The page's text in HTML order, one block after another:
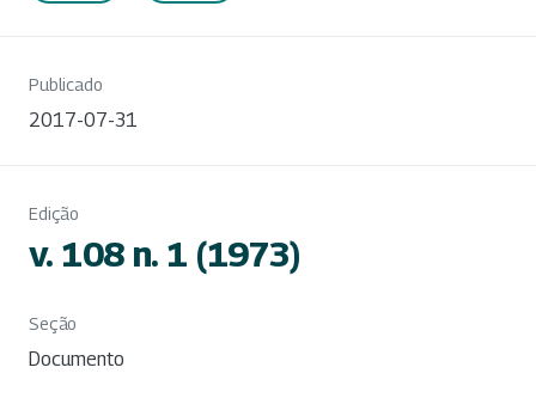
Publicado
2017-07-31
Edição
v. 108 n. 1 (1973)
Seção
Documento